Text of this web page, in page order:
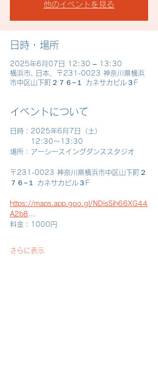
他のイベントを見る
日時・場所
2025年6月07日 12:30 – 13:30
横浜市, 日本、〒231-0023 神奈川県横浜
市中区山下町２７６−１ カネサカビル３F
イベントについて
日時：2025年6月7日（土）
12:30～13:30
場所：アーシースイングダンススタジオ
〒231-0023 神奈川県横浜市中区山下町２
７６−１ カネサカビル３F
https://maps.app.goo.gl/NDisSih66XG44
A2b8 ...
料金：1000円
さらに表示